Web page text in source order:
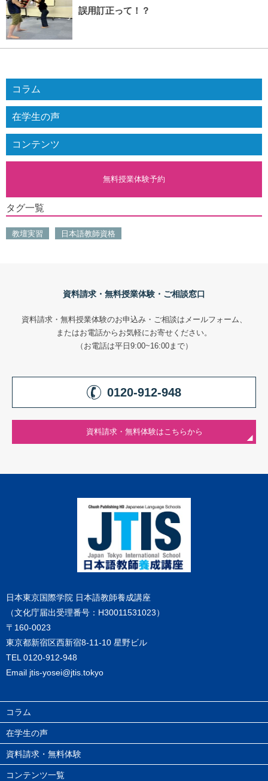
誤用訂正って！？
コラム
在学生の声
コンテンツ
無料授業体験予約
タグ一覧
教壇実習 日本語教師資格
資料請求・無料授業体験・ご相談窓口
資料請求・無料授業体験のお申込み・ご相談はメールフォーム、
またはお電話からお気軽にお寄せください。
（お電話は平日9:00~16:00まで）
0120-912-948
資料請求・無料体験はこちらから
日本東京国際学院 日本語教師養成講座
（文化庁届出受理番号：H30011531023）
〒160-0023
東京都新宿区西新宿8-11-10 星野ビル
TEL 0120-912-948
Email jtis-yosei@jtis.tokyo
コラム
在学生の声
資料請求・無料体験
コンテンツ一覧